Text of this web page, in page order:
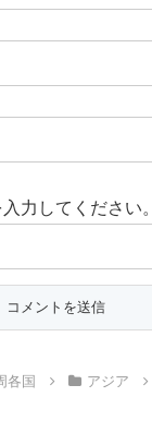
力してください。
各国 アジア